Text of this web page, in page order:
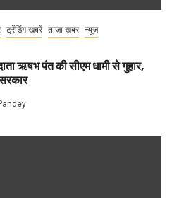
ट्रेंडिंग खबरें ताज़ा ख़बर न्यूज़
ऋषभ पंत की सीएम धामी से गुहार,